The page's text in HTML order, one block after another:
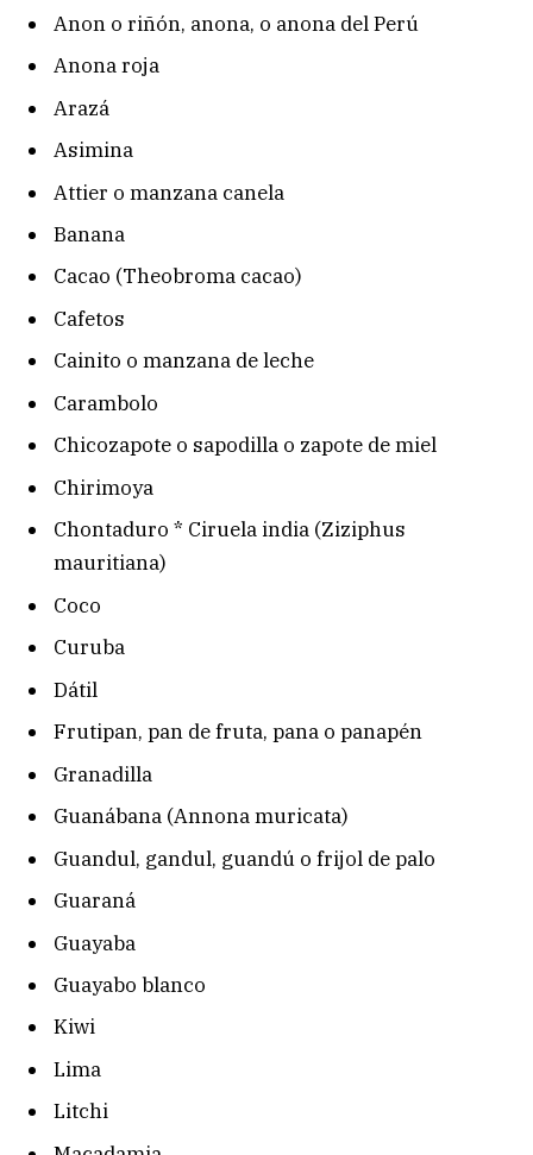
Anon o riñón, anona, o anona del Perú
Anona roja
Arazá
Asimina
Attier o manzana canela
Banana
Cacao (Theobroma cacao)
Cafetos
Cainito o manzana de leche
Carambolo
Chicozapote o sapodilla o zapote de miel
Chirimoya
Chontaduro * Ciruela india (Ziziphus
mauritiana)
Coco
Curuba
Dátil
Frutipan, pan de fruta, pana o panapén
Granadilla
Guanábana (Annona muricata)
Guandul, gandul, guandú o frijol de palo
Guaraná
Guayaba
Guayabo blanco
Kiwi
Lima
Litchi